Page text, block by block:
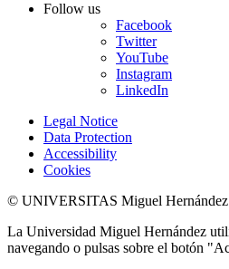
Follow us
Facebook
Twitter
YouTube
Instagram
LinkedIn
Legal Notice
Data Protection
Accessibility
Cookies
© UNIVERSITAS Miguel
La Universidad Miguel Hernández
navegando o pulsas sobre el botón